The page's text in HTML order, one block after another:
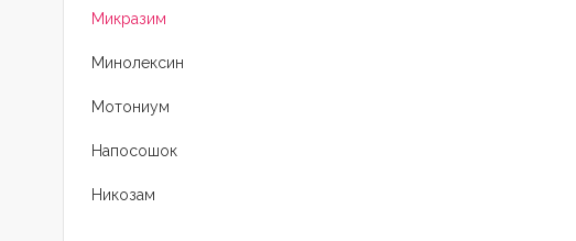
Микразим
Минолексин
Мотониум
Напосошок
Никозам